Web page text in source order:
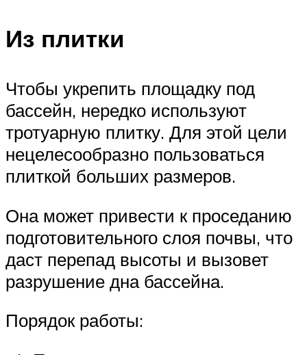
Из плитки
Чтобы укрепить площадку под
бассейн, нередко используют
тротуарную плитку. Для этой цели
нецелесообразно пользоваться
плиткой больших размеров.
Она может привести к проседанию
подготовительного слоя почвы, что
даст перепад высоты и вызовет
разрушение дна бассейна.
Порядок работы: